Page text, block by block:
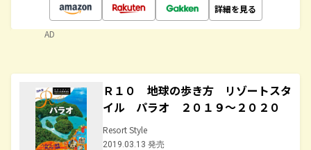
詳細を見る
AD
Ｒ１０ 地球の歩き方 リゾートスタ
イル パラオ ２０１９～２０２０
Resort Style
2019.03.13 発売